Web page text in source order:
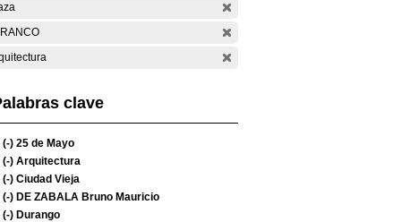
clave
(-) 25 de Mayo
(-) Arquitectura
(-) Ciudad Vieja
(-) DE ZABALA Bruno Mauricio
(-) Durango